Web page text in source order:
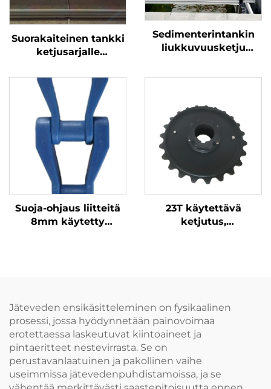
Suorakaiteinen tankki
ketjusarjalle
käsittelemiseksi, ei-
metallinen ketjusarja
liukkuvuuden
käsittelemiseksi
Sedimenterintankin
liukkuvuusketju
Suoja-ohjaus liitteitä
8mm käytetty
23T käytettävä
ketjutus,
Jäteveden ensikäsitteleminen on fysikaalinen
prosessi, jossa hyödynnetään painovoimaa
erotettaessa laskeutuvat kiintoaineet ja
pintaeritteet nestevirrasta. Se on
perustavanlaatuinen ja pakollinen vaihe
useimmissa jätevedenpuhdistamoissa, ja se